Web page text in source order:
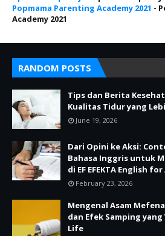
Popmama Parenting Academy 2021 -
Academy 2021
RANDOM POSTS
Tips dan Berita
Kualitas Tidur yang
June 19, 2026
Dari Opini ke Aksi:
Bahasa Inggris untuk
di EF EFEKTA English
February 23, 2026
Mengenal Asam
dan Efek Samping yang
Life